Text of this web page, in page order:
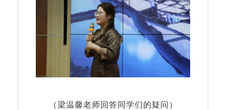
（梁温馨老师回答同学们的疑问）